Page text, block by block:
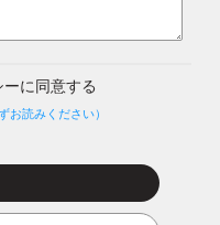
に同意する
お読みください）